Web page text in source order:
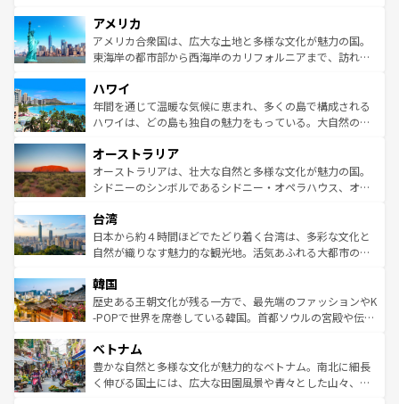
ンツ一覧を参照してほしい。
の建物がそのまま残る町や、スイスならではのユニークな
博物館もあり、アルプス観光だけでなく町歩きも満喫する
ことができる。国民の所得が高いため物価も高いが、旅行
ば市内交通費無料で観光を楽しむこともできる。 なお、新
着のスイス情報はコンテンツ一覧 を参照してほしい。
アメリカ
アメリカ合衆国は、広大な土地と多様な文化が魅力の国。
東海岸の都市部から西海岸のカリフォルニアまで、訪れる
のような巨大都市は、観光、ショッピング、エンターテイ
ンメントが詰まった刺激的なスポットだ。一方、アメリカ
西部には大自然が広がり、グランドキャニオンやイエロー
部のニューオーリンズでは、音楽と美食が融合した独特の
文化が魅力。旅行者はアメリカの各地域で異なる魅力を楽
しみながら、その多様性と豊かな歴史を感じることができ
ならではの贅沢な旅のスタイルだ。 なお、新着のアメリカ
情報はコンテンツ一覧を参照してほしい。
ハワイ
年間を通じて温暖な気候に恵まれ、多くの島で構成される
ハワイは、どの島も独自の魅力をもっている。大自然の神
ワイ島は見逃せない。また、定番の観光地といえばオアフ
島だが、静かな自然を求めるならマウイ島やカウアイ島が
おすすめ。エメラルドグリーンに輝く海をはじめ、豊かな
れるおもてなしの心で訪れる人々を迎えてくれるハワイの
人々、おいしいローカルフードやハワイアンミュージッ
ク、伝統的なフラダンスなど、すべてがハワイの魅力を彩
ワイを、存分に味わってほしい。 なお、新着のハワイ情報
はコンテンツ一覧を参照してほしい。
オーストラリア
オーストラリアは、壮大な自然と多様な文化が魅力の国。
シドニーのシンボルであるシドニー・オペラハウス、オー
リアリーフや大陸中央部にそびえるウルル（エアーズロッ
ク）、タスマニアの美しい原生林やケアンズの熱帯雨林な
ど、見どころがたくさん。また、カフェやワイン、オージ
いる。アクティビティも充実しており、サーフィンやダイ
ビング、ハイキングなど、アウトドア好きにはたまらな
い。オーストラリアの多彩な魅力を存分に味わいつくそ
参照してほしい。
台湾
日本から約４時間ほどでたどり着く台湾は、多彩な文化と
自然が織りなす魅力的な観光地。活気あふれる大都市の台
ン）、静ひつな山岳地帯である台湾東部など、都市の喧騒
と山間の静けさが共存しており、訪れる人に新しい発見と
驚きをもたらしてくれる。また、奥深い台湾の食文化も魅
容にもいいと評判のスイーツなど、バラエティ豊かな料理
が味わえる。 なお、新着の台湾情報は コンテンツ一覧を参
照してほしい。
韓国
歴史ある王朝文化が残る一方で、最先端のファッションやK
-POPで世界を席巻している韓国。首都ソウルの宮殿や伝統
き、地方に足を延ばせば四季折々の自然美を楽しむことが
できる。そして、キムチや焼肉、絶品のストリートフード
まで、さまざまな韓国料理が待っている。夜には、韓国な
ベトナム
豊かな自然と多様な文化が魅力的なベトナム。南北に細長
く伸びる国土には、広大な田園風景や青々とした山々、世